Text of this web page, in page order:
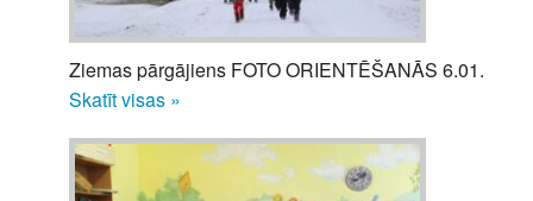
Ziemas pārgājiens FOTO ORIENTĒŠANĀS 6.01.
Skatīt visas »